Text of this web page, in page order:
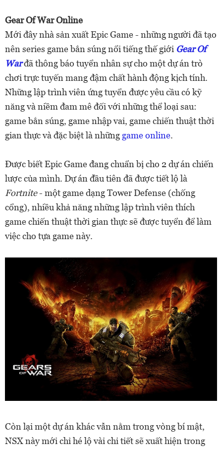
Gear Of War Online
Mới đây nhà sản xuất Epic Game - những người đã tạo
nên series game bắn súng nổi tiếng thế giới Gear Of
Warđã thông báo tuyển nhân sự cho một dự án trò
chơi trực tuyến mang đậm chất hành động kịch tính.
Những lập trình viên ứng tuyển được yêu cầu có kỹ
năng và niềm đam mê đối với những thể loại sau:
game bắn súng, game nhập vai, game chiến thuật thời
gian thực và đặc biệt là những game online.
Được biết Epic Game đang chuẩn bị cho 2 dự án chiến
lược của mình. Dự án đầu tiên đã được tiết lộ là
Fortnite- một game dạng Tower Defense (chống
cổng), nhiều khả năng những lập trình viên thích
game chiến thuật thời gian thực sẽ được tuyển để làm
việc cho tựa game này.
Còn lại một dự án khác vẫn nằm trong vòng bí mật,
NSX này mới chỉ hé lộ vài chi tiết sẽ xuất hiện trong